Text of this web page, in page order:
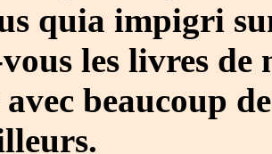
quia impigri
les livres de
beaucoup